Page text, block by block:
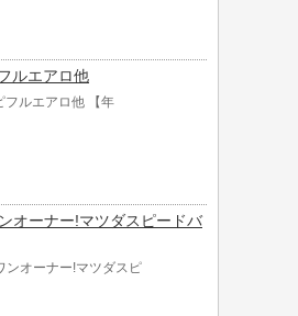
ルエアロ他
ルエアロ他 【年
オーナー!マツダスピードバ
ンオーナー!マツダスピ